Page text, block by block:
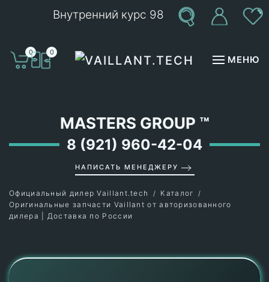
Внутренний курс 98
0 0
МЕНЮ
MASTERS GROUP ™
8 (921) 960-42-04
НАПИСАТЬ МЕНЕДЖЕРУ
Официальный дилер Vaillant.tech
Каталог
Оригинальные запчасти Vaillant от авторизованного
дилера | Доставка по России